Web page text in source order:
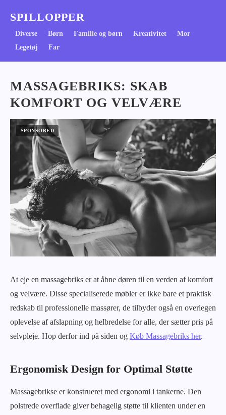
SPILLOPPER
Diverse Børn Familie og børn Kreativitet
Mor
Legetøj
Far
MASSAGEBRIKS: SKAB
KOMFORT OG VELVÆRE
At eje en massagebriks er at åbne døren til en verden af komfort
og velvære. Disse specialiserede møbler er ikke bare et praktisk
redskab til professionelle massører, de tilbyder også en overlegen
oplevelse af afslapning og helbredelse for alle, der sætter pris på
selvpleje. Hop derfor ind på siden og Køb Massagebriks her.
Ergonomisk Design for Optimal Støtte
Massagebrikse er konstrueret med ergonomi i tankerne. Den
polstrede overflade giver behagelig støtte til klienten under en